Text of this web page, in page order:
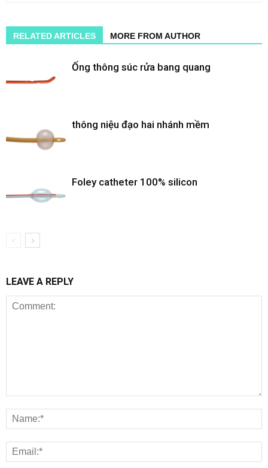
RELATED ARTICLES MORE FROM AUTHOR
Ống thông súc rửa bang quang
thông niệu đạo hai nhánh mềm
Foley catheter 100% silicon
LEAVE A REPLY